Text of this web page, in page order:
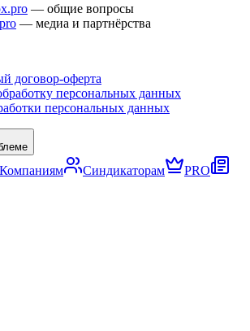
— общие вопросы
— медиа и партнёрства
договор-оферта
персональных данных
персональных данных
Компаниям Синдикаторам
PRO